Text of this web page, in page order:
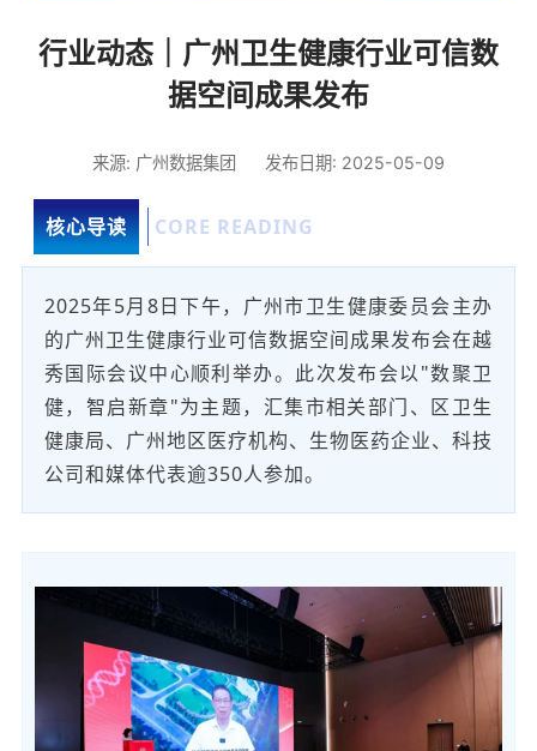
行业动态｜广州卫生健康行业可信数
据空间成果发布
来源: 广州数据集团 发布日期: 2025-05-09
核心导读 CORE READING
2025年5月8日下午，广州市卫生健康委员会主办
的广州卫生健康行业可信数据空间成果发布会在越
秀国际会议中心顺利举办。此次发布会以"数聚卫
健，智启新章"为主题，汇集市相关部门、区卫生
健康局、广州地区医疗机构、生物医药企业、科技
公司和媒体代表逾350人参加。